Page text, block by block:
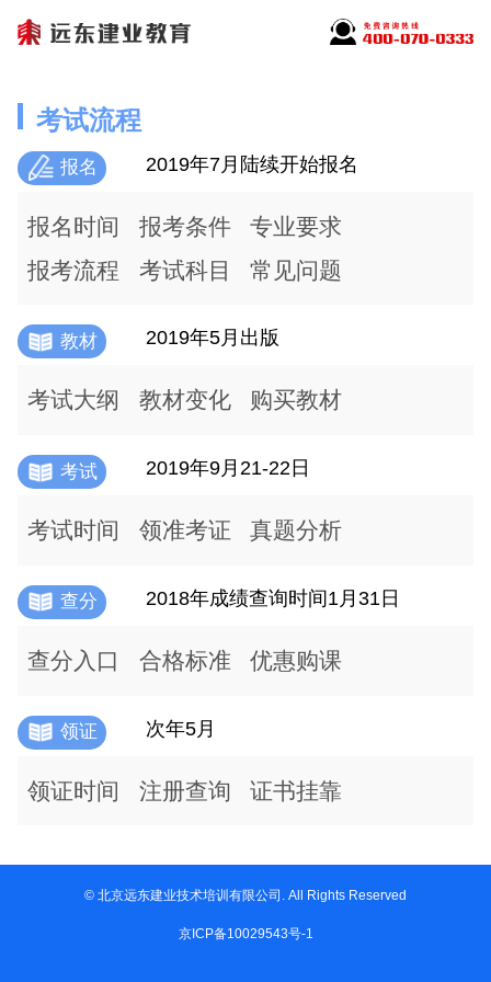
考试流程
报名 2019年7月陆续开始报名
报名时间 报考条件
专业要求
报考流程
考试科目 常见问题
教材 2019年5月出版
考试大纲 教材变化 购买教材
考试 2019年9月21-22日
考试时间 领准考证 真题分析
查分 2018年成绩查询时间1月31日
查分入口 合格标准 优惠购课
领证 次年5月
领证时间 注册查询 证书挂靠
© 北京远东建业技术培训有限公司. All Rights Reserved
京ICP备10029543号-1